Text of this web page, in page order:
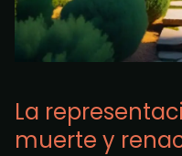
La
muerte y